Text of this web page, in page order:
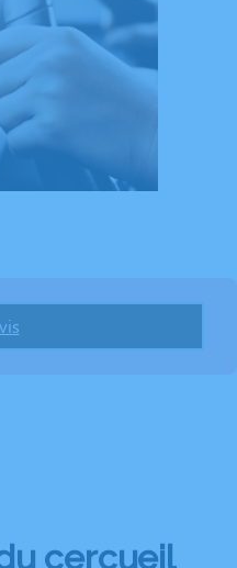
cercueil